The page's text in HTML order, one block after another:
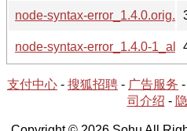
node-syntax-
node-syntax-error_1.4.0-
支付中心 - 搜狐招聘 - 广告服务 -
司介绍 -